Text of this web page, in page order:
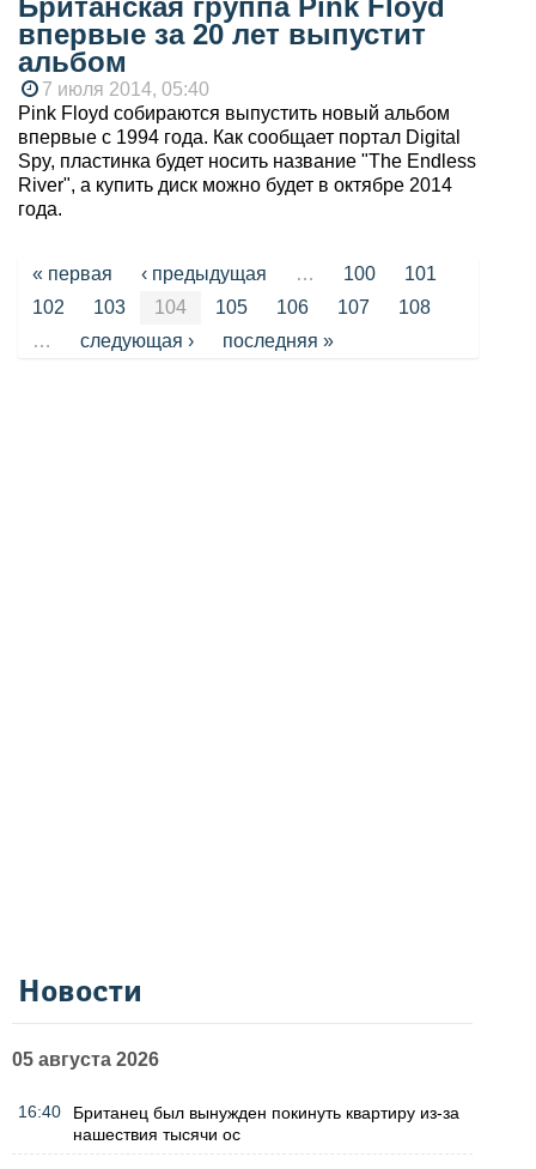
впервые за 20 лет выпустит
альбом
7 июля 2014, 05:40
Pink Floyd собираются выпустить новый альбом
впервые с 1994 года. Как сообщает портал Digital
Spy, пластинка будет носить название "The Endless
River", а купить диск можно будет в октябре 2014
года.
Страницы
« первая ‹ предыдущая … 100
101
102
103 104 105 106 107
108
…
следующая › последняя »
Новости
05 августа 2026
16:40
Британец был вынужден покинуть квартиру из-за
нашествия тысячи ос